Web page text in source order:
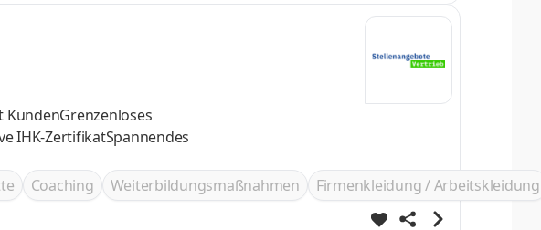
und
IHK-ZertifikatSpannendes
Coaching Weiterbildungsmaßnahmen
Firmenkleidung / Arbeitskleidung